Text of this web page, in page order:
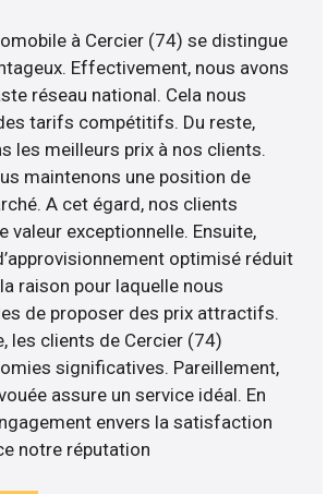
à Cercier (74) se distingue
Effectivement, nous avons
réseau national. Cela nous
tarifs compétitifs. Du reste,
les meilleurs prix à nos clients.
maintenons une position de
A cet égard, nos clients
valeur exceptionnelle. Ensuite,
optimisé réduit
raison pour laquelle nous
de proposer des prix attractifs.
les clients de Cercier (74)
significatives. Pareillement,
assure un service idéal. En
envers la satisfaction
notre réputation